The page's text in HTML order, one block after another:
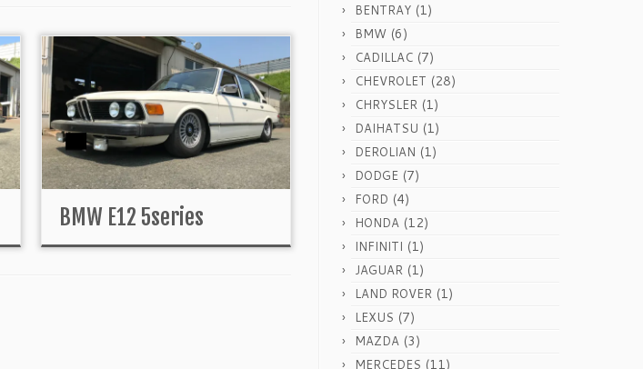
BMW E12 5series
BENTRAY (1)
BMW (6)
CADILLAC (7)
CHEVROLET (28)
CHRYSLER (1)
DAIHATSU (1)
DEROLIAN (1)
DODGE (7)
FORD (4)
HONDA (12)
INFINITI (1)
JAGUAR (1)
LAND ROVER (1)
LEXUS (7)
MAZDA (3)
MERCEDES (11)